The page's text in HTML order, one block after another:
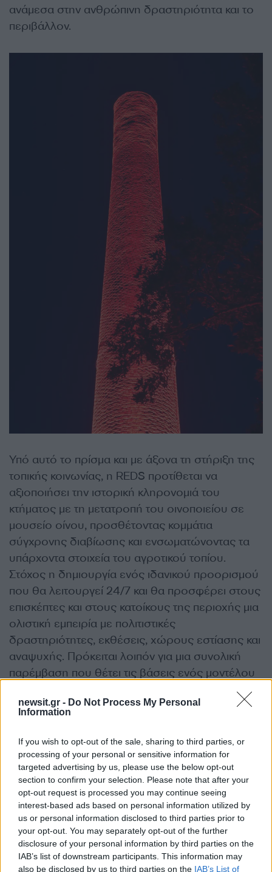
newsit.gr - Do Not Process My Personal
Information
If you wish to opt-out of the sale, sharing to third parties, or
processing of your personal or sensitive information for
targeted advertising by us, please use the below opt-out
section to confirm your selection. Please note that after your
opt-out request is processed you may continue seeing
interest-based ads based on personal information utilized by
us or personal information disclosed to third parties prior to
your opt-out. You may separately opt-out of the further
disclosure of your personal information by third parties on the
IAB’s list of downstream participants. This information may
also be disclosed by us to third parties on the IAB’s List of
ανάμεσα στην ανθρώπινη δραστηριότητα και το
περιβάλλον.
Υπό αυτό το πρίσμα και με άξονα τη στήριξη της
τοπικής κοινωνίας, η REDS προτίθεται να
αξιοποιήσει την ιστορική κληρονομιά του
κτήματος με τη μετατροπή του οινοποιείου σε
μουσείο οίνου, προσθέτοντας κομμάτια
σύγχρονης διαβίωσης και ενσωματώνοντας τα
υπάρχοντα στοιχεία του αγροτικού τοπίου.
Στόχος η δημιουργία ενός ιδανικού προορισμού
που θα λειτουργεί 24/7 και θα προσφέρει στους
επισκέπτες και στους κατοίκους της περιοχής μια
ολιστική εμπειρία με πολιτιστικές
δραστηριότητες, εκθέσεις, χώρους εστίασης και
αναψυχής. Πρόκειται λοιπόν για μια συνολική
παρέμβαση που θέτει τις βάσεις ενός μοντέλου
αστικής ανάπτυξης, όπου η κληρονομιά συναντά
τη νέα εποχή της τεχνολογίας και βιωσιμότητας,
ρίζες στο παρελθόν και βλέμμα στο μέλλον.
Η εταιρεία βρίσκεται στο στάδιο εκκίνησης της
εκπόνησης του Masterplan και της ανάπτυξης
των μελετών αποκατάστασης των διατηρητέων
κτιρίων (του Οινοποιείου και της Βίλας Καμπά) για
την τελευταία πλέον φάση των οικοδομικών
αδειών.